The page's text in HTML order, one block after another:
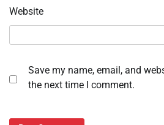
Website
Save my name, email, and
the next time I comment.